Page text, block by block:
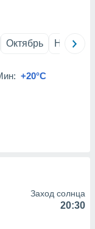
Октябрь Ноябрь
+20°C
Заход солнца
20:30